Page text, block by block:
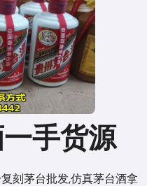
手货源
刻茅台批发,仿真茅台酒拿